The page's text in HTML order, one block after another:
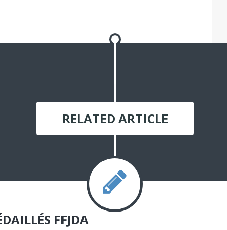
RELATED ARTICLE
FFJDA